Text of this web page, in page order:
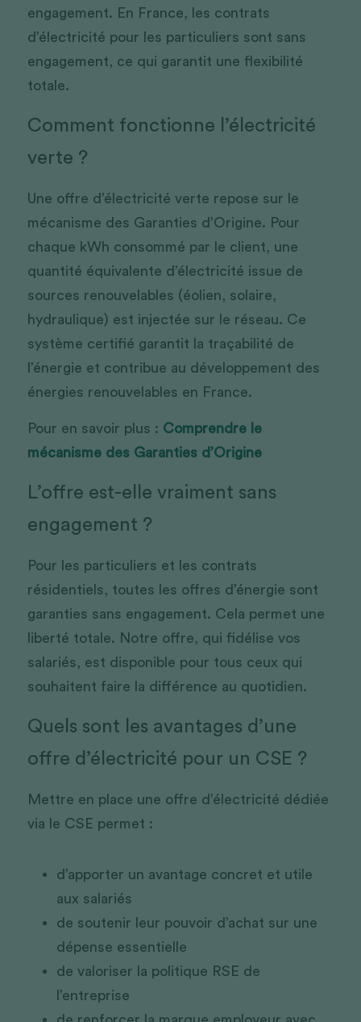
engagement. En France, les contrats
d’électricité pour les particuliers sont sans
engagement, ce qui garantit une flexibilité
totale.
Comment fonctionne l’électricité
verte ?
Une offre d’électricité verte repose sur le
mécanisme des Garanties d’Origine. Pour
chaque kWh consommé par le client, une
quantité équivalente d’électricité issue de
sources renouvelables (éolien, solaire,
hydraulique) est injectée sur le réseau. Ce
système certifié garantit la traçabilité de
l’énergie et contribue au développement des
énergies renouvelables en France.
Pour en savoir plus : Comprendre le
mécanisme des Garanties d’Origine
L’offre est-elle vraiment sans
engagement ?
Pour les particuliers et les contrats
résidentiels, toutes les offres d’énergie sont
garanties sans engagement. Cela permet une
liberté totale. Notre offre, qui fidélise vos
salariés, est disponible pour tous ceux qui
souhaitent faire la différence au quotidien.
Quels sont les avantages d’une
offre d’électricité pour un CSE ?
Mettre en place une offre d’électricité dédiée
via le CSE permet :
d’apporter un avantage concret et utile
aux salariés
de soutenir leur pouvoir d’achat sur une
dépense essentielle
de valoriser la politique RSE de
l’entreprise